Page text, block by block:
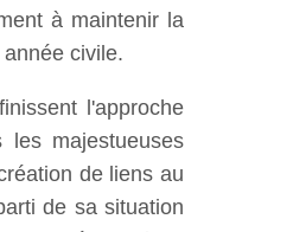
à maintenir la
civile.
l'approche
majestueuses
de liens au
de sa situation